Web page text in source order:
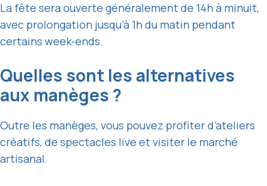
La fête sera ouverte généralement de 14h à minuit,
avec prolongation jusqu’à 1h du matin pendant
certains week-ends.
Quelles sont les alternatives
aux manèges ?
Outre les manèges, vous pouvez profiter d’ateliers
créatifs, de spectacles live et visiter le marché
artisanal.